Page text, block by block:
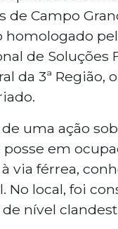
de Campo
homologado
de Soluções
da 3ª Região,
uma ação
em
via férrea,
No local, foi
nível